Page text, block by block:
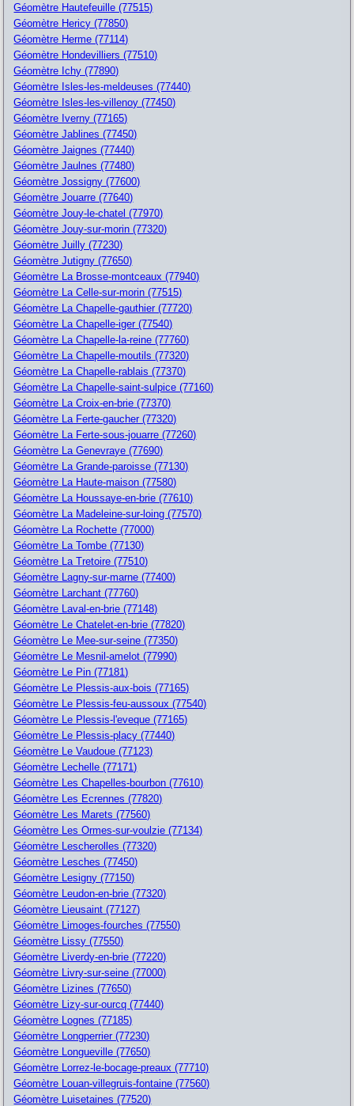
Géomètre Hautefeuille (77515)
Géomètre Hericy (77850)
Géomètre Herme (77114)
Géomètre Hondevilliers (77510)
Géomètre Ichy (77890)
Géomètre Isles-les-meldeuses (77440)
Géomètre Isles-les-villenoy (77450)
Géomètre Iverny (77165)
Géomètre Jablines (77450)
Géomètre Jaignes (77440)
Géomètre Jaulnes (77480)
Géomètre Jossigny (77600)
Géomètre Jouarre (77640)
Géomètre Jouy-le-chatel (77970)
Géomètre Jouy-sur-morin (77320)
Géomètre Juilly (77230)
Géomètre Jutigny (77650)
Géomètre La Brosse-montceaux (77940)
Géomètre La Celle-sur-morin (77515)
Géomètre La Chapelle-gauthier (77720)
Géomètre La Chapelle-iger (77540)
Géomètre La Chapelle-la-reine (77760)
Géomètre La Chapelle-moutils (77320)
Géomètre La Chapelle-rablais (77370)
Géomètre La Chapelle-saint-sulpice (77160)
Géomètre La Croix-en-brie (77370)
Géomètre La Ferte-gaucher (77320)
Géomètre La Ferte-sous-jouarre (77260)
Géomètre La Genevraye (77690)
Géomètre La Grande-paroisse (77130)
Géomètre La Haute-maison (77580)
Géomètre La Houssaye-en-brie (77610)
Géomètre La Madeleine-sur-loing (77570)
Géomètre La Rochette (77000)
Géomètre La Tombe (77130)
Géomètre La Tretoire (77510)
Géomètre Lagny-sur-marne (77400)
Géomètre Larchant (77760)
Géomètre Laval-en-brie (77148)
Géomètre Le Chatelet-en-brie (77820)
Géomètre Le Mee-sur-seine (77350)
Géomètre Le Mesnil-amelot (77990)
Géomètre Le Pin (77181)
Géomètre Le Plessis-aux-bois (77165)
Géomètre Le Plessis-feu-aussoux (77540)
Géomètre Le Plessis-l'eveque (77165)
Géomètre Le Plessis-placy (77440)
Géomètre Le Vaudoue (77123)
Géomètre Lechelle (77171)
Géomètre Les Chapelles-bourbon (77610)
Géomètre Les Ecrennes (77820)
Géomètre Les Marets (77560)
Géomètre Les Ormes-sur-voulzie (77134)
Géomètre Lescherolles (77320)
Géomètre Lesches (77450)
Géomètre Lesigny (77150)
Géomètre Leudon-en-brie (77320)
Géomètre Lieusaint (77127)
Géomètre Limoges-fourches (77550)
Géomètre Lissy (77550)
Géomètre Liverdy-en-brie (77220)
Géomètre Livry-sur-seine (77000)
Géomètre Lizines (77650)
Géomètre Lizy-sur-ourcq (77440)
Géomètre Lognes (77185)
Géomètre Longperrier (77230)
Géomètre Longueville (77650)
Géomètre Lorrez-le-bocage-preaux (77710)
Géomètre Louan-villegruis-fontaine (77560)
Géomètre Luisetaines (77520)